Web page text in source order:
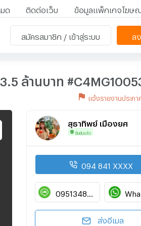
ด ติดต่อเว็บ ข้อมูลแพ็กเกจโฆษ
สมัครสมาชิก / เข้าสู่ระบบ ล
ล้านบาท
แจ้งรายงานประกา
สุธาทิพย์ เมืองยศ
ยืนยันแล้ว
094 841 XXXX
0951348127
ส่งอีเมล